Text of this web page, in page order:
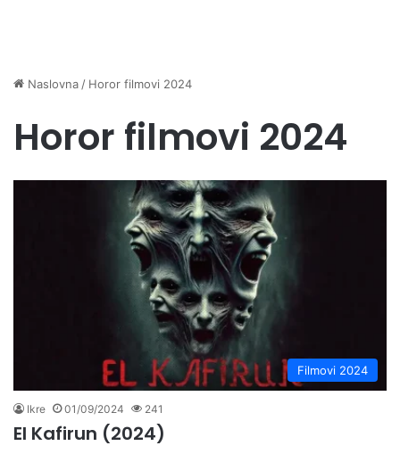
Naslovna / Horor filmovi 2024
Horor filmovi 2024
Filmovi 2024
Ikre 01/09/2024 241
El Kafirun (2024)